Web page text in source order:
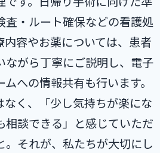
査・ルート確保などの看護処
内容やお薬については、患者
ながら丁寧にご説明し、電子
への情報共有も行います。
く、「少し気持ちが楽にな
相談できる」と感じていただ
。それが、私たちが大切にし